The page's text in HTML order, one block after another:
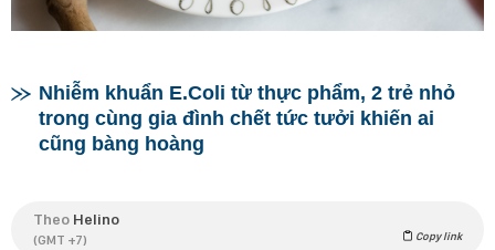
Nhiễm khuẩn E.Coli từ thực phẩm, 2 trẻ nhỏ
trong cùng gia đình chết tức tưởi khiến ai
cũng bàng hoàng
Theo Helino
(GMT +7) Copy link